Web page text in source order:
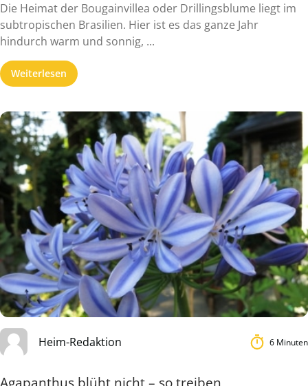
Die Heimat der Bougainvillea oder Drillingsblume liegt im
subtropischen Brasilien. Hier ist es das ganze Jahr
hindurch warm und sonnig, ...
Weiterlesen
Heim-Redaktion 6 Minuten
Agapanthus blüht nicht – so treiben